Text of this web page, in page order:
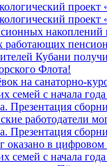
накоплений
работающих
Кубани
Флота!
на санаторно-
семей с начала
Презентация
работодатели
Презентация
оказано в
семей с начала